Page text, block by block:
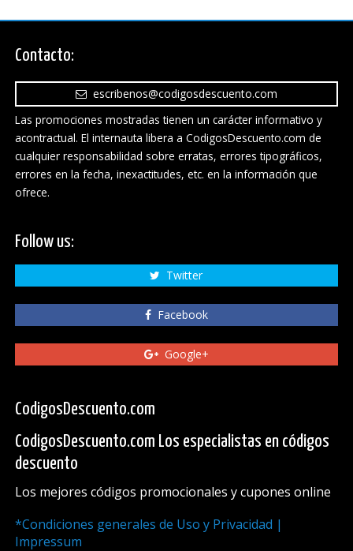
Contacto:
escribenos@codigosdescuento.com
Las promociones mostradas tienen un carácter informativo y
acontractual. El internauta libera a CodigosDescuento.com de
cualquier responsabilidad sobre erratas, errores tipográficos,
errores en la fecha, inexactitudes, etc. en la información que
ofrece.
Follow us:
Twitter
Facebook
Google+
CodigosDescuento.com
CodigosDescuento.com Los especialistas en códigos
descuento
Los mejores códigos promocionales y cupones online
*Condiciones generales de Uso y Privacidad |
Impressum